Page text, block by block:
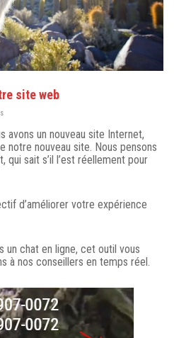
site web
avons un nouveau site Internet,
notre nouveau site. Nous pensons
qui sait s’il l’est réellement pour
d’améliorer votre expérience
un chat en ligne, cet outil vous
à nos conseillers en temps réel.